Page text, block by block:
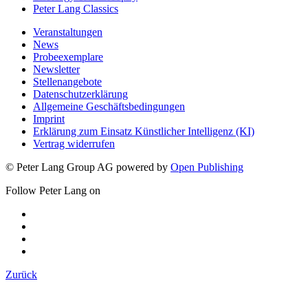
Peter Lang Classics
Veranstaltungen
News
Probeexemplare
Newsletter
Stellenangebote
Datenschutzerklärung
Allgemeine Geschäftsbedingungen
Imprint
Erklärung zum Einsatz Künstlicher Intelligenz (KI)
Vertrag widerrufen
© Peter Lang Group AG powered by Open Publishing
Follow Peter Lang on
Zurück